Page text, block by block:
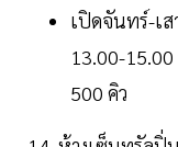
เปิดจันทร์-เส
13.00-
500 คิว